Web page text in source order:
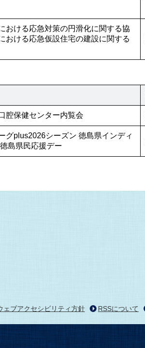
おける応急対策の円滑化に関する協
おける応急仮設住宅の建設に関する
腔保健センター内覧会
グplus2026シーズン 徳島県インディ
島県民応援デー
ェブアクセシビリティ方針 RSSについて